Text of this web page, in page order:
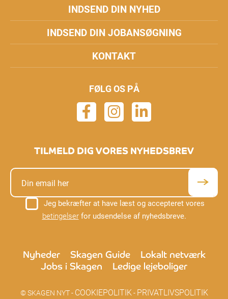
INDSEND DIN NYHED
INDSEND DIN JOBANSØGNING
KONTAKT
FØLG OS PÅ
TILMELD DIG VORES NYHEDSBREV
Jeg bekræfter at have læst og accepteret vores
betingelserfor udsendelse af nyhedsbreve.
Nyheder Skagen Guide
Lokalt netværk
Jobs i Skagen
Ledige lejeboliger
© SKAGEN NYT - COOKIEPOLITIK- PRIVATLIVSPOLITIK